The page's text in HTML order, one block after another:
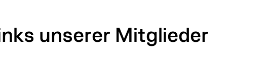
unserer Mitglieder